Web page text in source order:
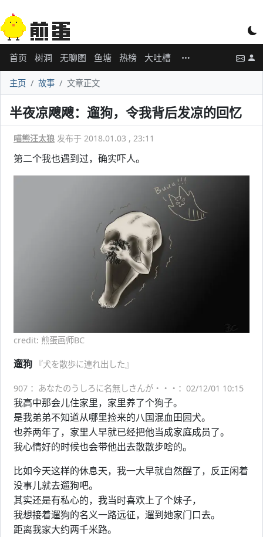
首页 树洞 无聊图 鱼塘 热榜 大吐槽
主页 故事 文章正文
半夜凉飕飕：遛狗，令我背后发凉的回忆
喵熊汪太狼 发布于 2018.01.03 , 23:11
第二个我也遇到过，确实吓人。
credit: 煎蛋画师BC
遛狗 『犬を散歩に連れ出した』
907 ：あなたのうしろに名無しさんが・・・：02/12/01 10:15
我高中那会儿住家里，家里养了个狗子。
是我弟弟不知道从哪里捡来的八国混血田园犬。
也养两年了，家里人早就已经把他当成家庭成员了。
我心情好的时候也会带他出去散散步啥的。
比如今天这样的休息天，我一大早就自然醒了，反正闲着
没事儿就去遛狗吧。
其实还是有私心的，我当时喜欢上了个妹子，
我想接着遛狗的名义一路远征，遛到她家门口去。
距离我家大约两千米路。